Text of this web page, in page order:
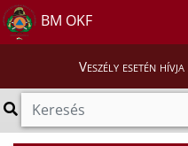
BM OKF
Veszély esetén